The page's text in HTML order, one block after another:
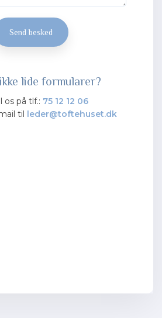
lide formularer?
os på tlf.: 75 12 12 06
til leder@toftehuset.dk